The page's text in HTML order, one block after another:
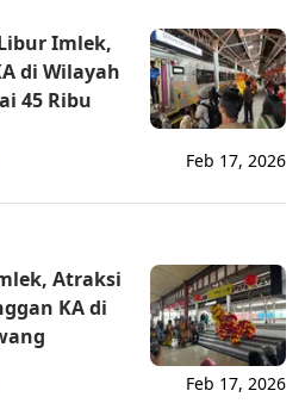
Imlek,
di Wilayah
45 Ribu
Feb 17, 2026
Atraksi
KA di
Feb 17, 2026